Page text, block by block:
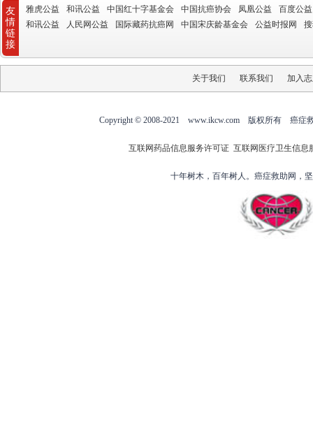
友
情
链
接
雅虎公益 和讯公益 中国红十字基金会 中国抗癌协会 凤凰公益
百度公益
和讯公益
人民网公益 国际藏药抗癌网 中国宋庆龄基金会 公益时报网
关于我们 联系我们 加入
Copyright © 2008-2021 www.ikcw.com 版权所有 癌症
互联网药品信息服务许可证 互联网医疗卫生信息
十年树木，百年树人。癌症救助网，